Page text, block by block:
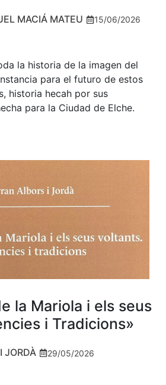
MACIÁ MATEU 15/06/2026
la historia de la imagen del
para el futuro de estos
historia hecah por sus
para la Ciudad de Elche.
la Mariola i els seus
i Tradicions»
JORDÀ 29/05/2026